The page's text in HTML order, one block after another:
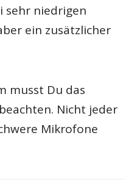
sehr niedrigen
ein zusätzlicher
musst Du das
Nicht jeder
Mikrofone